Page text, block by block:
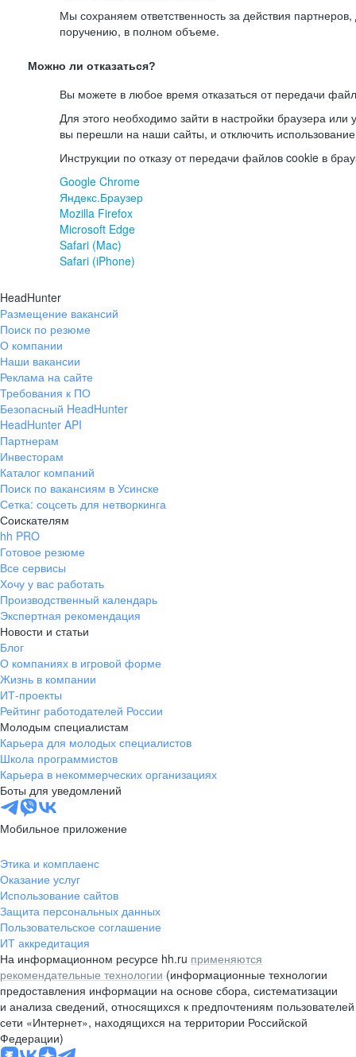
Мы сохраняем ответственность за действия
поручению, в полном объеме.
Можно ли отказаться?
Вы можете в любое время отказаться от передачи
Для этого необходимо зайти в настройки браузера или
вы перешли на наши сайты, и отключить
Инструкции по отказу от передачи файлов cookie в
Google Chrome
Яндекс.Браузер
Mozilla Firefox
Microsoft Edge
Safari (Mac)
Safari (iPhone)
HeadHunter
Размещение вакансий
Поиск по резюме
О компании
Наши вакансии
Реклама на сайте
Требования к ПО
Безопасный HeadHunter
HeadHunter API
Партнерам
Инвесторам
Каталог компаний
Поиск по вакансиям в Усинске
Сетка: соцсеть для нетворкинга
Соискателям
hh PRO
Готовое резюме
Все сервисы
Хочу у вас работать
Производственный календарь
Экспертная рекомендация
Новости и статьи
Блог
О компаниях в игровой форме
Жизнь в компании
ИТ-проекты
Рейтинг работодателей России
Молодым специалистам
Карьера для молодых специалистов
Школа программистов
Карьера в некоммерческих организациях
Боты для уведомлений
Мобильное приложение
Этика и комплаенс
Оказание услуг
Использование сайтов
Защита персональных данных
Пользовательское соглашение
ИТ аккредитация
На информационном ресурсе hh.ru применяются
рекомендательные технологии (информационные технологии
предоставления информации на основе сбора, систематизации
и анализа сведений, относящихся к предпочтениям пользователей
сети «Интернет», находящихся на территории Российской
Федерации)